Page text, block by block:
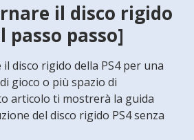
il disco rigido
passo passo]
disco rigido della PS4 per una
gioco o più spazio di
articolo ti mostrerà la guida
del disco rigido PS4 senza